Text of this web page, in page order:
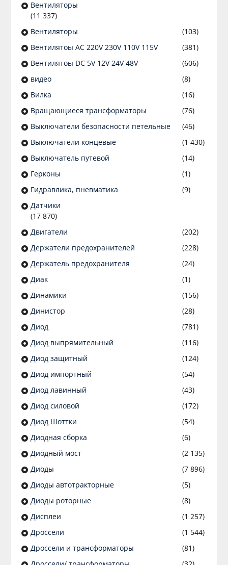
Вентиляторы
(11 337)
Вентиляторы
(103)
Вентилятоы AC 220V 230V 110V 115V
(381)
Вентилятоы DC 5V 12V 24V 48V
(606)
видео
(8)
Вилка
(16)
Вращающиеся трансформаторы
(76)
Выключатели безопасности петельные
(46)
Выключатели концевые
(1 430)
Выключатель путевой
(14)
Герконы
(1)
Гидравлика, пневматика
(9)
Датчики
(17 870)
Двигатели
(202)
Держатели предохранителей
(228)
Держатель предохранителя
(24)
Диак
(1)
Динамики
(156)
Динистор
(28)
Диод
(781)
Диод выпрямительный
(116)
Диод защитный
(124)
Диод импортный
(54)
Диод лавинный
(43)
Диод силовой
(172)
Диод Шоттки
(54)
Диодная сборка
(6)
Диодный мост
(2 135)
Диоды
(7 896)
Диоды автотракторные
(5)
Диоды роторные
(8)
Дисплеи
(1 257)
Дроссели
(1 544)
Дроссели и трансформаторы
(81)